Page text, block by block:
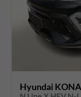
Hyundai KONA